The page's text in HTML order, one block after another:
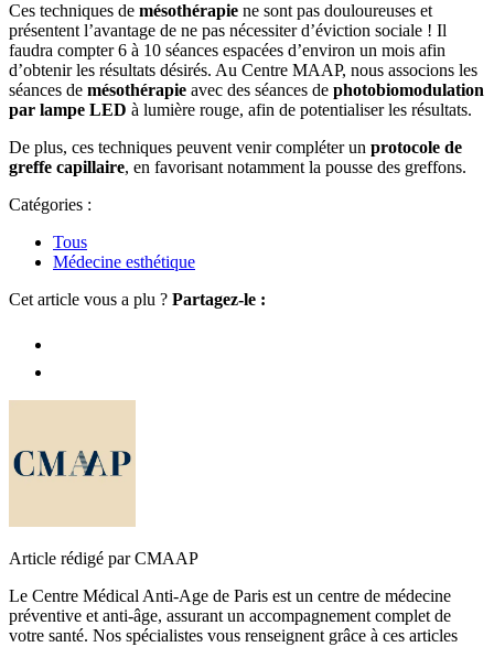
Ces techniques de mésothérapie ne sont pas douloureuses et
présentent l’avantage de ne pas nécessiter d’éviction sociale ! Il
faudra compter 6 à 10 séances espacées d’environ un mois afin
d’obtenir les résultats désirés. Au Centre MAAP, nous associons les
séances de mésothérapie avec des séances de photobiomodulation
par lampe LED à lumière rouge, afin de potentialiser les résultats.
De plus, ces techniques peuvent venir compléter un protocole de
greffe capillaire, en favorisant notamment la pousse des greffons.
Catégories :
Tous
Médecine esthétique
Cet article vous a plu ? Partagez-le :
Article rédigé par CMAAP
Le Centre Médical Anti-Age de Paris est un centre de médecine
préventive et anti-âge, assurant un accompagnement complet de
votre santé. Nos spécialistes vous renseignent grâce à ces articles